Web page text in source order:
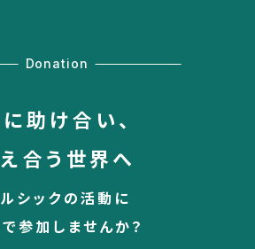
Donation
助け合い、
合う世界へ
シックの活動に
参加しませんか？